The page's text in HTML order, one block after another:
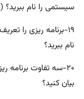
سیستمی را نام ببرید؟
۱۹-برنامه ریزی را
نام ببرید؟
۲۰-سه تفاوت برنامه
بیان کنید؟